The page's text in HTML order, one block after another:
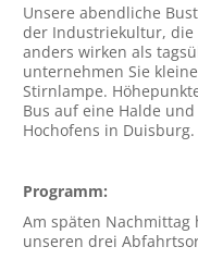
Unsere abendliche
der Industriekultur, die
anders wirken als
unternehmen Sie
Stirnlampe.
Bus auf eine Halde
Hochofens in
Programm:
Am späten Nachmittag
unseren drei